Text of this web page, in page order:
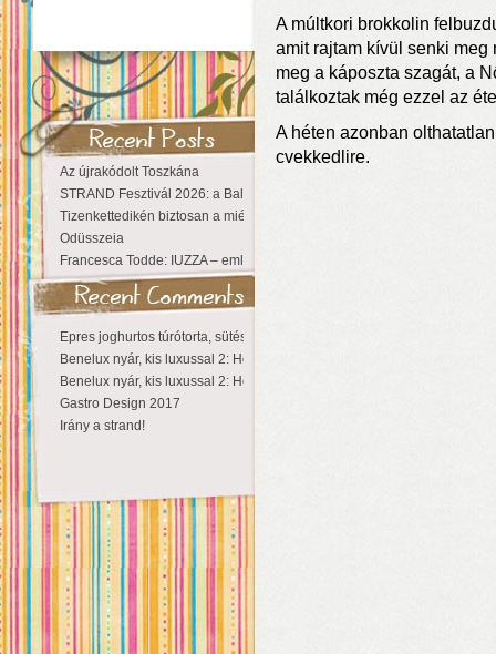
Az újrakódolt Toszkána
STRAND Fesztivál 2026: a Balaton partján a nyár még tart!
Tizenkettedikén biztosan a miénk a Sziget!
Odüsszeia
Francesca Todde: IUZZA – emlékezet, táj és irodalom találkozása a Mai
Epres joghurtos túrótorta, sütés nélkül
Benelux nyár, kis luxussal 2: Hollandia
Benelux nyár, kis luxussal 2: Hollandia
Gastro Design 2017
Irány a strand!
A múltkori brokkolin
amit rajtam kívül senki meg
meg a káposzta szagát, a
találkoztak még ezzel az
A héten azonban
cvekkedlire.